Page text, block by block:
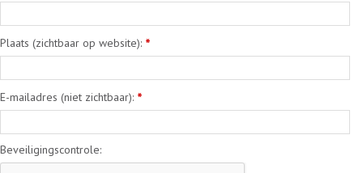
Plaats (zichtbaar op website): *
E-mailadres (niet zichtbaar): *
Beveiligingscontrole: